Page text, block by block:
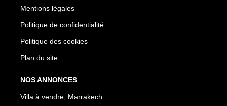
Mentions légales
Politique de confidentialité
Politique des cookies
Plan du site
NOS ANNONCES
Villa à vendre, Marrakech